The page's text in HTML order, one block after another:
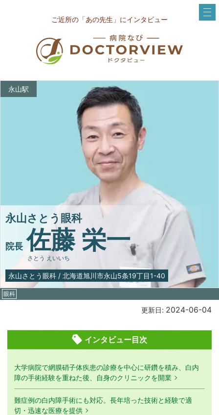
ご近所の「あの先生」にインタビュー
永山駅
永山さとう眼科
院長 佐藤 栄一
さとう えいいち
永山さとう眼科 / 北海道旭川市永山5条19丁目1-40
眼科
更新日: 2024-06-04
インタビュー目次
大学病院で網膜硝子体疾患の診療を中心に研鑽を積み、白内
障の手術経験を重ねた後、自身のクリニックを開業
難症例の白内障手術にも対応。長年培った技術と経験で適
切・迅速な医療を提供